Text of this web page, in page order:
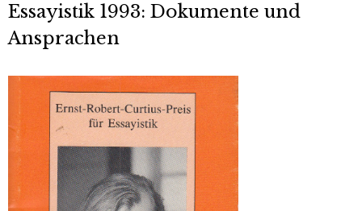
Essayistik 1993: Dokumente und
Ansprachen